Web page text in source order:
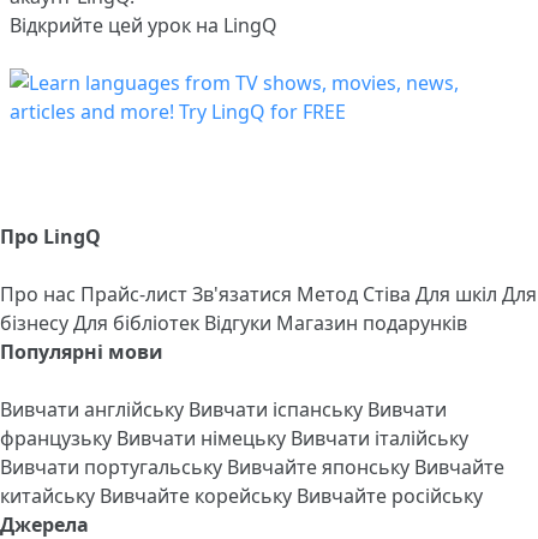
Відкрийте цей урок на LingQ
Про LingQ
Про нас Прайс-листЗв'язатися Метод Стіва Для шкіл Для
бізнесуДля бібліотек Відгуки Магазин подарунків
Популярні мови
Вивчати англійську Вивчати іспанську Вивчати
французьку Вивчати німецьку Вивчати італійську
Вивчати португальську Вивчайте японську Вивчайте
китайську Вивчайте корейську Вивчайте російську
Джерела